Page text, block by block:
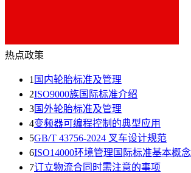
热点政策
1 国内轮胎标准及管理
2ISO9000族国际标准介绍
3国外轮胎标准及管理
4变频器可编程控制的典型应用
5GB/T 43756-2024 叉车设计规范
6ISO14000环境管理国际标准基本概念
7订立物流合同时需注意的事项